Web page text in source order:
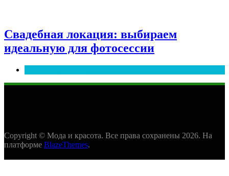
Свадебная локация: выбираем
идеальную для фотосессии
Copyright © Мода и красота. Все права сохранены 2026. На
платформе BlazeThemes.